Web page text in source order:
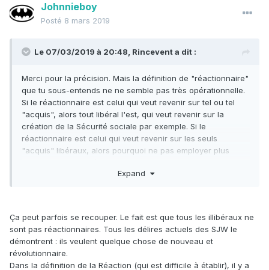
Johnnieboy
Posté 8 mars 2019
Le 07/03/2019 à 20:48, Rinceventa dit :
Merci pour la précision. Mais la définition de "réactionnaire"
que tu sous-entends ne ne semble pas très opérationnelle.
Si le réactionnaire est celui qui veut revenir sur tel ou tel
"acquis", alors tout libéral l'est, qui veut revenir sur la
création de la Sécurité sociale par exemple. Si le
réactionnaire est celui qui veut revenir sur les seuls
"acquis" libéraux, alors pourquoi ne pas employer plus
prêter le flanc à l'accusation du bon et du mauvais
Expand
Ça peut parfois se recouper. Le fait est que tous les illibéraux ne
sont pas réactionnaires. Tous les délires actuels des SJW le
démontrent : ils veulent quelque chose de nouveau et
révolutionnaire.
Dans la définition de la Réaction (qui est difficile à établir), il y a